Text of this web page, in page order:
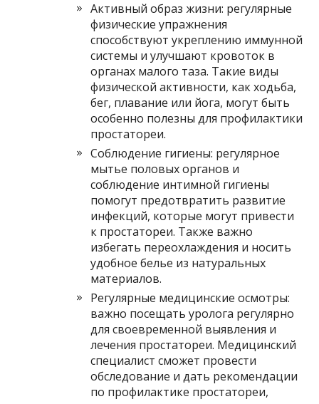
Активный образ жизни: регулярные
физические упражнения
способствуют укреплению иммунной
системы и улучшают кровоток в
органах малого таза. Такие виды
физической активности, как ходьба,
бег, плавание или йога, могут быть
особенно полезны для профилактики
простатореи.
Соблюдение гигиены: регулярное
мытье половых органов и
соблюдение интимной гигиены
помогут предотвратить развитие
инфекций, которые могут привести
к простатореи. Также важно
избегать переохлаждения и носить
удобное белье из натуральных
материалов.
Регулярные медицинские осмотры:
важно посещать уролога регулярно
для своевременной выявления и
лечения простатореи. Медицинский
специалист сможет провести
обследование и дать рекомендации
по профилактике простатореи,